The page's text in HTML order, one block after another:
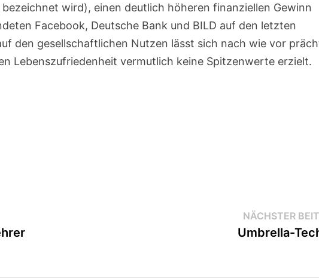
wird), einen deutlich höheren finanziellen Gewinn
Facebook, Deutsche Bank und BILD auf den letzten
den gesellschaftlichen Nutzen lässt sich nach wie vor
Lebenszufriedenheit vermutlich keine Spitzenwerte erzielt.
NÄCHSTER
Umbrella-